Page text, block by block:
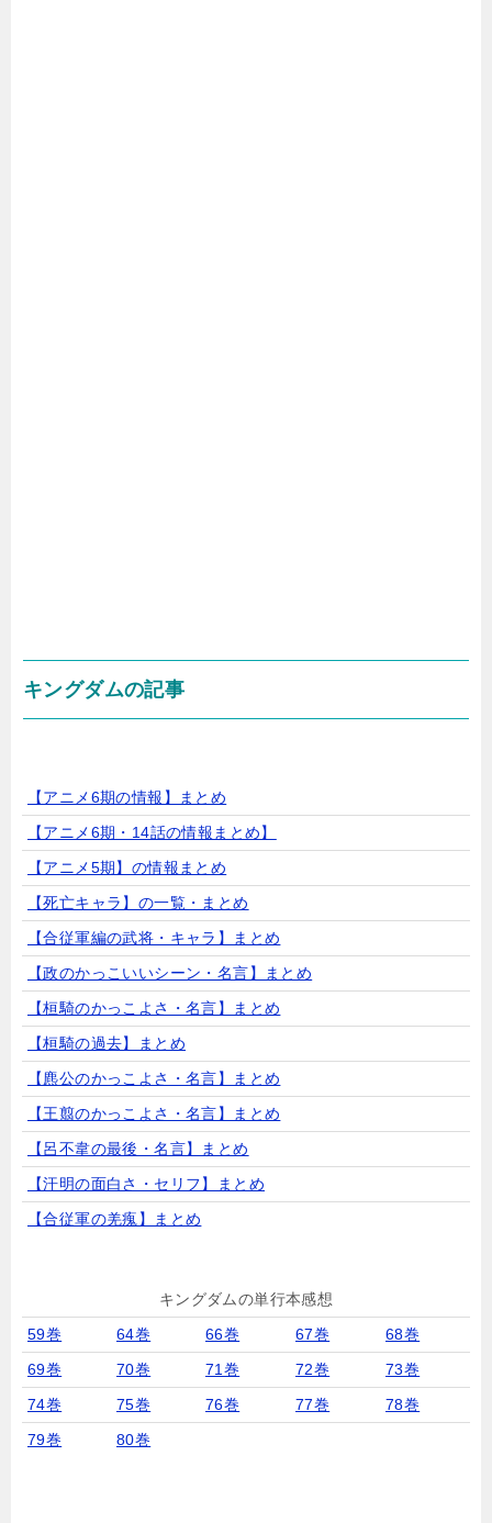
キングダムの記事
【アニメ6期の情報】まとめ
【アニメ6期・14話の情報まとめ】
【アニメ5期】の情報まとめ
【死亡キャラ】の一覧・まとめ
【合従軍編の武将・キャラ】まとめ
【政のかっこいいシーン・名言】まとめ
【桓騎のかっこよさ・名言】まとめ
【桓騎の過去】まとめ
【麃公のかっこよさ・名言】まとめ
【王翦のかっこよさ・名言】まとめ
【呂不韋の最後・名言】まとめ
【汗明の面白さ・セリフ】まとめ
【合従軍の羌瘣】まとめ
キングダムの単行本感想
59巻
64巻 66巻 67巻
68巻
69巻
70巻 71巻 72巻
73巻
74巻
75巻 76巻 77巻
78巻
79巻
80巻